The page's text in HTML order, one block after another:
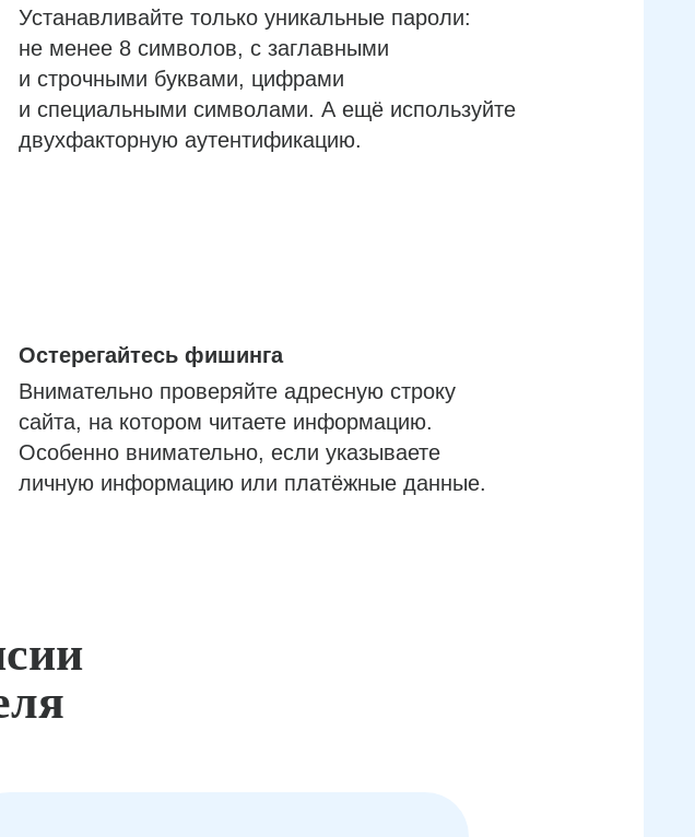
Устанавливайте только уникальные пароли:
не менее 8 символов, с заглавными
и строчными буквами, цифрами
и специальными символами. А ещё используйте
двухфакторную аутентификацию.
Остерегайтесь фишинга
Внимательно проверяйте адресную строку
сайта, на котором читаете информацию.
Особенно внимательно, если указываете
личную информацию или платёжные данные.